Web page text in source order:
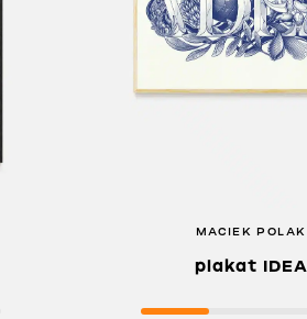
MACIEK POLAK
plakat IDEA